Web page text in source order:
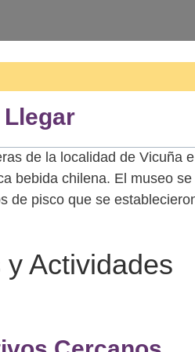
de la localidad de Vicuña
bebida chilena. El museo
de pisco que se
y Actividades